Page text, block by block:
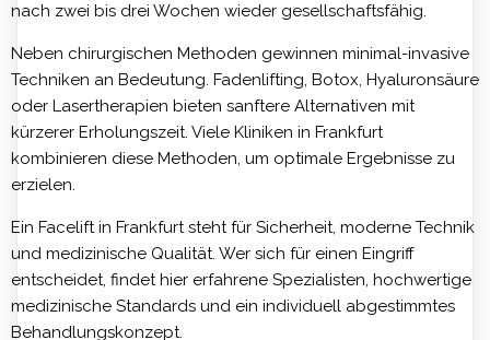
nach zwei bis drei Wochen wieder gesellschaftsfähig.
Neben chirurgischen Methoden gewinnen minimal-invasive
Techniken an Bedeutung. Fadenlifting, Botox, Hyaluronsäure
oder Lasertherapien bieten sanftere Alternativen mit
kürzerer Erholungszeit. Viele Kliniken in Frankfurt
kombinieren diese Methoden, um optimale Ergebnisse zu
erzielen.
Ein Facelift in Frankfurt steht für Sicherheit, moderne Technik
und medizinische Qualität. Wer sich für einen Eingriff
entscheidet, findet hier erfahrene Spezialisten, hochwertige
medizinische Standards und ein individuell abgestimmtes
Behandlungskonzept.